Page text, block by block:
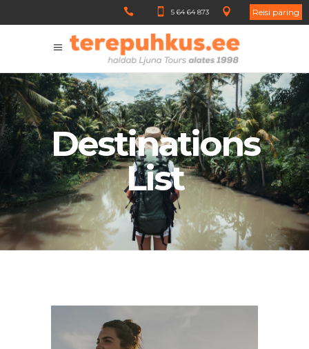
5 64 64 873 Reisi päring
Destinations
List